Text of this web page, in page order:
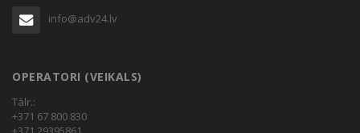
info@adv24.lv
OPERATORI (VEIKALS)
Tālr.:
+371 67 800 830